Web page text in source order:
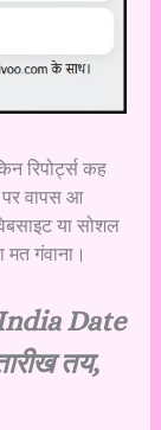
रिपोर्ट्स कह
पर वापस आ
या सोशल
गंवाना।
Date
तय,